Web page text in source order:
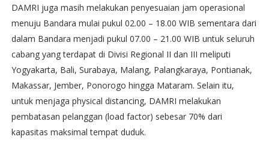
DAMRI juga masih melakukan penyesuaian jam operasional
menuju Bandara mulai pukul 02.00 – 18.00 WIB sementara dari
dalam Bandara menjadi pukul 07.00 – 21.00 WIB untuk seluruh
cabang yang terdapat di Divisi Regional II dan III meliputi
Yogyakarta, Bali, Surabaya, Malang, Palangkaraya, Pontianak,
Makassar, Jember, Ponorogo hingga Mataram. Selain itu,
untuk menjaga physical distancing, DAMRI melakukan
pembatasan pelanggan (load factor) sebesar 70% dari
kapasitas maksimal tempat duduk.